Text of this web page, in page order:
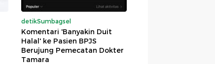
detikSumbagsel
Komentari 'Banyakin Duit
Halal' ke Pasien BPJS
Berujung Pemecatan Dokter
Tamara